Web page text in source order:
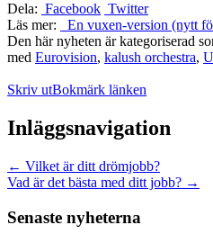
Dela: Facebook Twitter
Läs mer:
En vuxen-version (nytt
Den här nyheten är kategoriserad
med Eurovision, kalush orchestra,
Skriv utBokmärk länken
Inläggsnavigation
← Vilket är ditt drömjobb?
Vad är det bästa med ditt jobb? →
Senaste nyheterna